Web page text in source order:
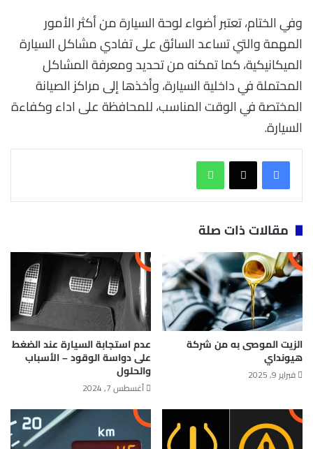
وفي الختام، تعتبر أضواء لوحة السيارة من أكثر الأمور
المهمة والتي تساعد السائق على تفادي مشاكل السيارة
الميكانيكية، كما تمكنه من تحديد ومعرفة المشاكل
المحتملة في داخلية السيارة، وأخذها إلى مراكز الصيانة
المختصة في الوقت المناسب، للمحافظة على اداء وكفاءة
السيارة.
مقالات ذات صلة
الزيت الموصى به من شركة
هيونداي
فبراير 9, 2025
عدم استجابة السيارة عند الضغط
على دواسة الوقود – الأسباب
والحلول
أغسطس 7, 2024